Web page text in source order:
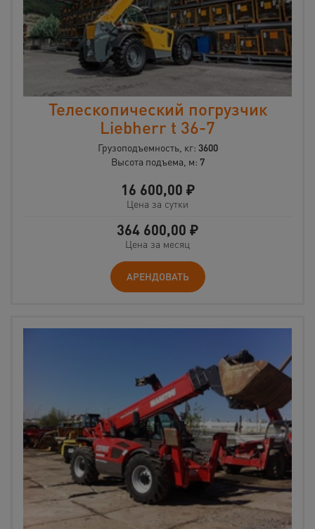
Телескопический погрузчик
Liebherr t 36-7
Грузоподъемность, кг: 3600
Высота подъема, м: 7
16 600,00 ₽
Цена за сутки
364 600,00 ₽
Цена за месяц
АРЕНДОВАТЬ